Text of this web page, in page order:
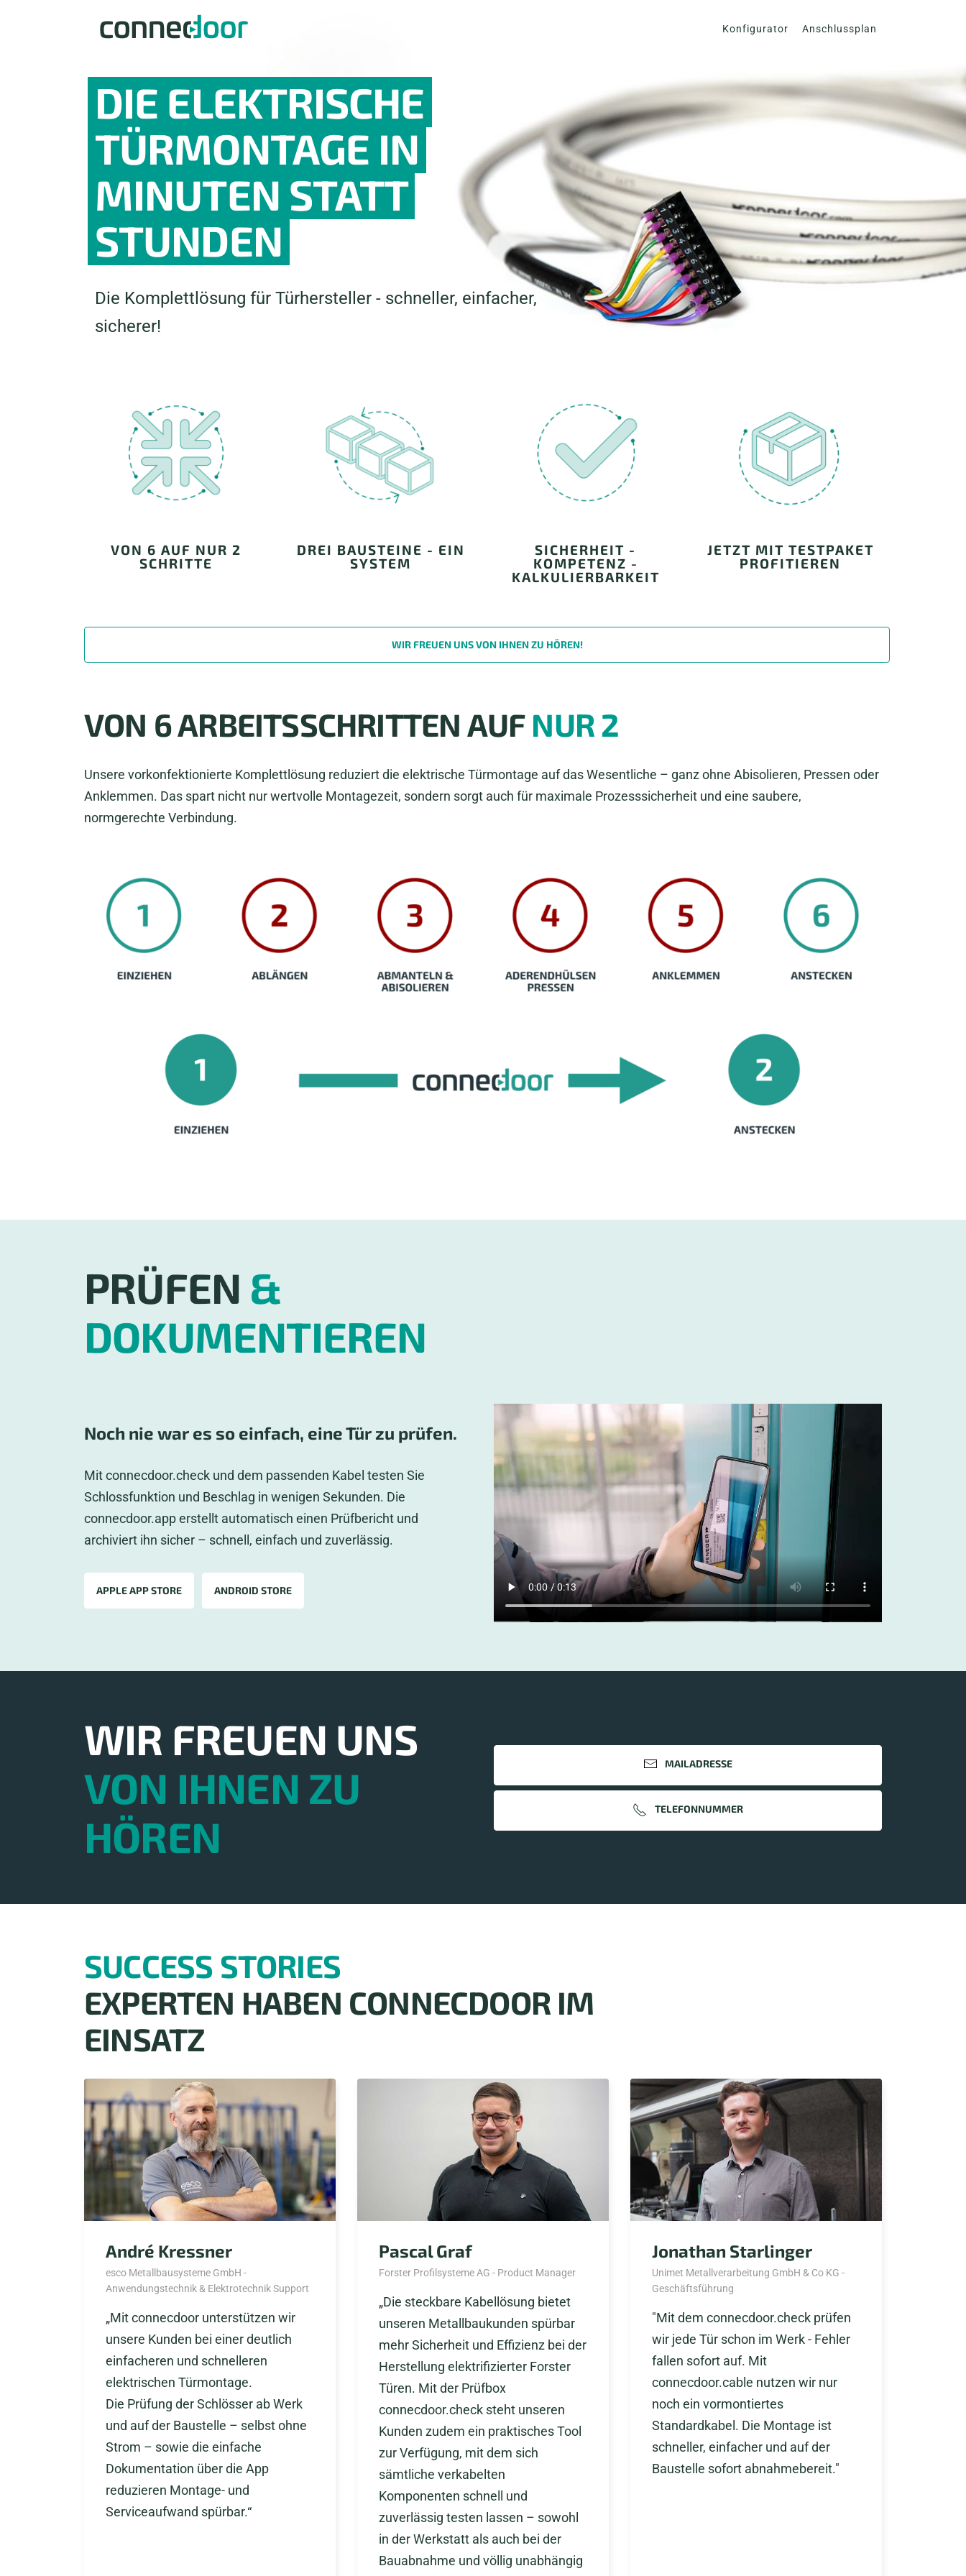
Konfigurator Anschlussplan
DIE ELEKTRISCHE
TÜRMONTAGE IN
MINUTEN STATT
STUNDEN
Die Komplettlösung für Türhersteller - schneller, einfacher,
sicherer!
VON 6 AUF NUR 2
SCHRITTE
DREI BAUSTEINE - EIN
SYSTEM
SICHERHEIT -
KOMPETENZ -
KALKULIERBARKEIT
JETZT MIT TESTPAKET
PROFITIEREN
WIR FREUEN UNS VON IHNEN ZU HÖREN!
VON 6 ARBEITSSCHRITTEN AUF NUR 2
Unsere vorkonfektionierte Komplettlösung reduziert die elektrische Türmontage auf das Wesentliche – ganz ohne Abisolieren, Pressen oder
Anklemmen. Das spart nicht nur wertvolle Montagezeit, sondern sorgt auch für maximale Prozesssicherheit und eine saubere,
normgerechte Verbindung.
PRÜFEN &
DOKUMENTIEREN
Noch nie war es so einfach, eine Tür zu prüfen.
Mit connecdoor.check und dem passenden Kabel testen Sie
Schlossfunktion und Beschlag in wenigen Sekunden. Die
connecdoor.app erstellt automatisch einen Prüfbericht und
archiviert ihn sicher – schnell, einfach und zuverlässig.
APPLE APP STORE ANDROID STORE
WIR FREUEN UNS
VON IHNEN ZU
HÖREN
MAILADRESSE
TELEFONNUMMER
SUCCESS STORIES
EXPERTEN HABEN CONNECDOOR IM
EINSATZ
André Kressner
esco Metallbausysteme GmbH -
Anwendungstechnik & Elektrotechnik Support
„Mit connecdoor unterstützen wir
unsere Kunden bei einer deutlich
einfacheren und schnelleren
elektrischen Türmontage.
Die Prüfung der Schlösser ab Werk
und auf der Baustelle – selbst ohne
Strom – sowie die einfache
Dokumentation über die App
reduzieren Montage- und
Serviceaufwand spürbar.“
Pascal Graf
Forster Profilsysteme AG - Product Manager
„Die steckbare Kabellösung bietet
unseren Metallbaukunden spürbar
mehr Sicherheit und Effizienz bei der
Herstellung elektrifizierter Forster
Türen. Mit der Prüfbox
connecdoor.check steht unseren
Kunden zudem ein praktisches Tool
zur Verfügung, mit dem sich
sämtliche verkabelten
Komponenten schnell und
zuverlässig testen lassen – sowohl
in der Werkstatt als auch bei der
Bauabnahme und völlig unabhängig
Jonathan Starlinger
Unimet Metallverarbeitung GmbH & Co KG -
Geschäftsführung
"Mit dem connecdoor.check prüfen
wir jede Tür schon im Werk - Fehler
fallen sofort auf. Mit
connecdoor.cable nutzen wir nur
noch ein vormontiertes
Standardkabel. Die Montage ist
schneller, einfacher und auf der
Baustelle sofort abnahmebereit."